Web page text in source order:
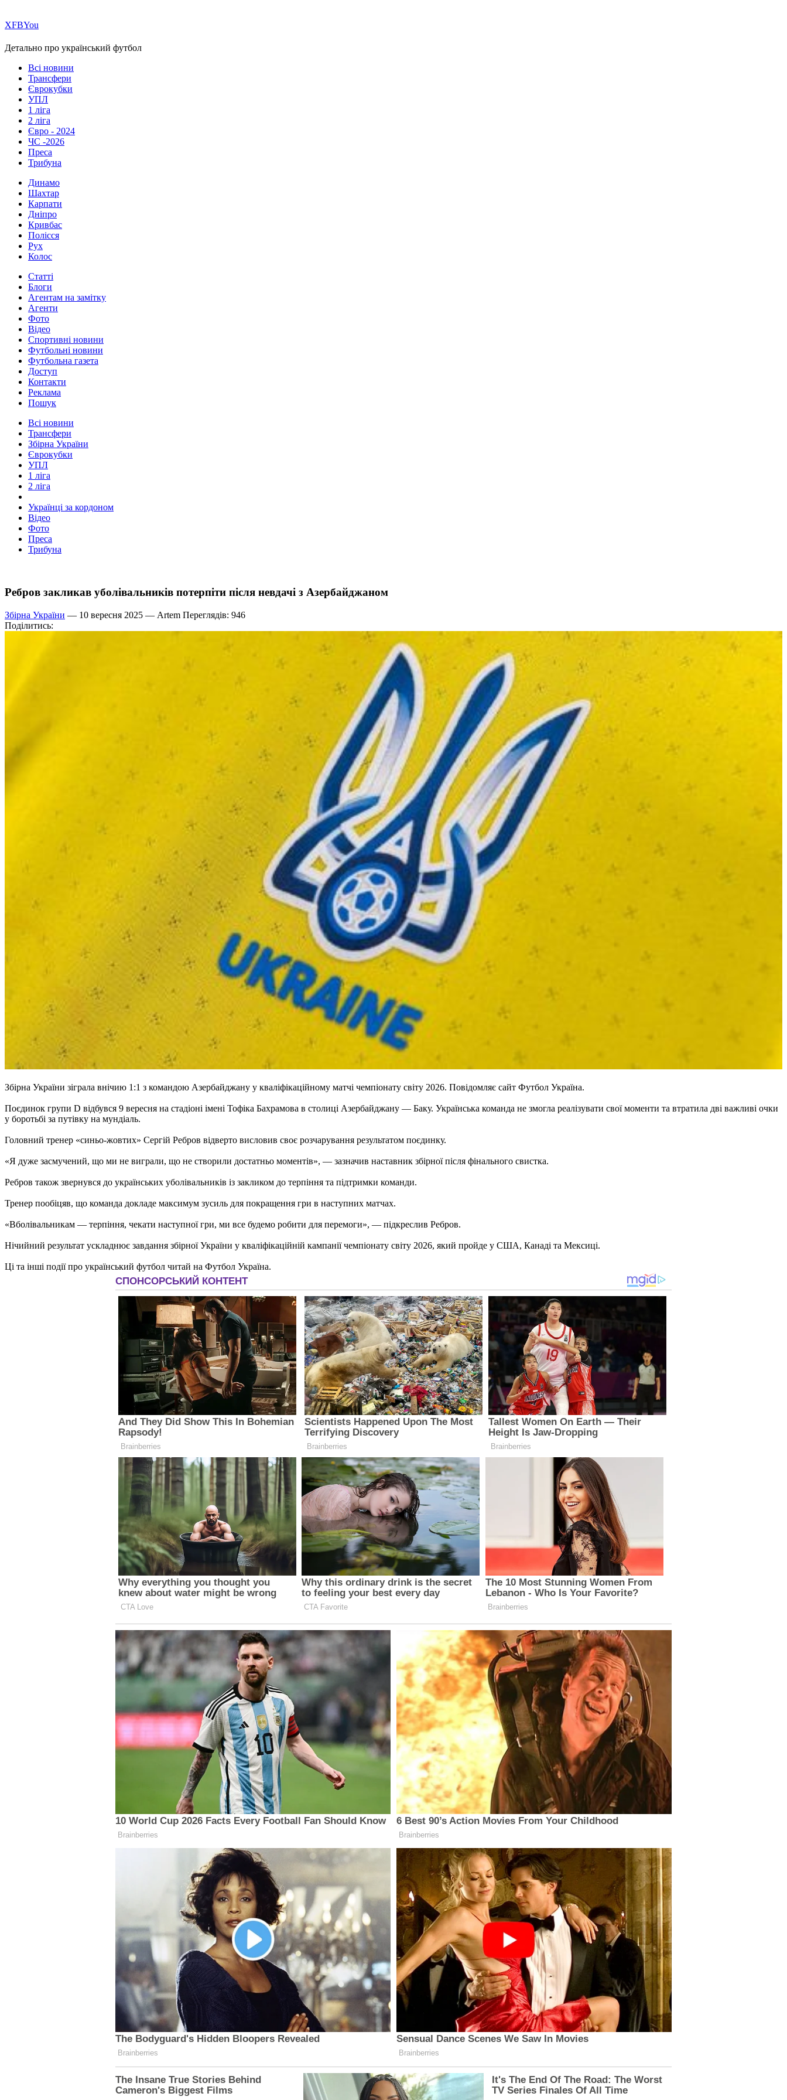
ХFBYou
Детально про український футбол
Всі новини
Трансфери
Єврокубки
УПЛ
1 ліга
2 ліга
Євро - 2024
ЧС -2026
Преса
Трибуна
Динамо
Шахтар
Карпати
Дніпро
Кривбас
Полісся
Рух
Колос
Статті
Блоги
Агентам на замітку
Агенти
Фото
Відео
Спортивні новини
Футбольні новини
Футбольна газета
Доступ
Контакти
Реклама
Пошук
Всі новини
Трансфери
Збірна України
Єврокубки
УПЛ
1 ліга
2 ліга
Українці за кордоном
Відео
Фото
Преса
Трибуна
Ребров закликав уболівальників потерпіти після невдачі з Азербайджаном
Збірна України — 10 вересня 2025 — Artem Переглядів: 946
Поділитись:
Збірна України зіграла внічию 1:1 з командою Азербайджану у кваліфікаційному матчі чемпіонату світу 2026. Повідомляє сайт Футбол Україна.
Поєдинок групи D відбувся 9 вересня на стадіоні імені Тофіка Бахрамова в столиці Азербайджану — Баку. Українська команда не змогла реалізувати свої моменти та втратила дві важливі очки
у боротьбі за путівку на мундіаль.
Головний тренер «синьо-жовтих» Сергій Ребров відверто висловив своє розчарування результатом поєдинку.
«Я дуже засмучений, що ми не виграли, що не створили достатньо моментів», — зазначив наставник збірної після фінального свистка.
Ребров також звернувся до українських уболівальників із закликом до терпіння та підтримки команди.
Тренер пообіцяв, що команда докладе максимум зусиль для покращення гри в наступних матчах.
«Вболівальникам — терпіння, чекати наступної гри, ми все будемо робити для перемоги», — підкреслив Ребров.
Нічийний результат ускладнює завдання збірної України у кваліфікаційній кампанії чемпіонату світу 2026, який пройде у США, Канаді та Мексиці.
Ці та інші події про український футбол читай на Футбол Україна.